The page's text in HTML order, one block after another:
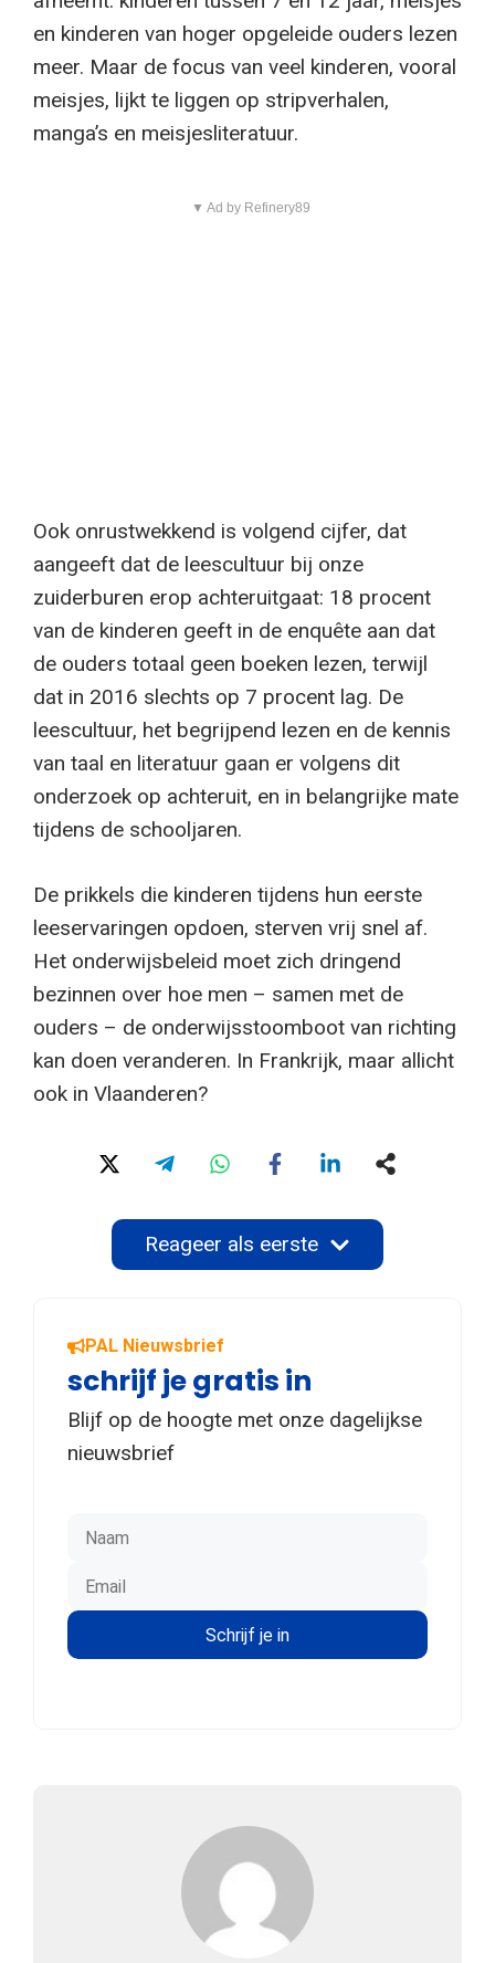
en kinderen van hoger opgeleide ouders lezen
meer. Maar de focus van veel kinderen, vooral
meisjes, lijkt te liggen op stripverhalen,
manga’s en meisjesliteratuur.
▼ Ad by Refinery89
Ook onrustwekkend is volgend cijfer, dat
aangeeft dat de leescultuur bij onze
zuiderburen erop achteruitgaat: 18 procent
van de kinderen geeft in de enquête aan dat
de ouders totaal geen boeken lezen, terwijl
dat in 2016 slechts op 7 procent lag. De
leescultuur, het begrijpend lezen en de kennis
van taal en literatuur gaan er volgens dit
onderzoek op achteruit, en in belangrijke mate
tijdens de schooljaren.
De prikkels die kinderen tijdens hun eerste
leeservaringen opdoen, sterven vrij snel af.
Het onderwijsbeleid moet zich dringend
bezinnen over hoe men – samen met de
ouders – de onderwijsstoomboot van richting
kan doen veranderen. In Frankrijk, maar allicht
ook in Vlaanderen?
Reageer als eerste
PAL Nieuwsbrief
schrijf je gratis in
Blijf op de hoogte met onze dagelijkse
nieuwsbrief